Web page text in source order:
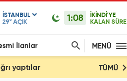
ISTANBUL
29° AÇIK 1:08
İKİNDİ'YE
KALAN SÜRE
İlanlar MENÜ
yaptılar TÜMÜ